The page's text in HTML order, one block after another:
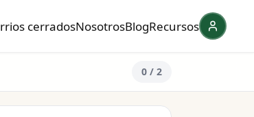
cerradosNosotrosBlogRecursos
0 / 2